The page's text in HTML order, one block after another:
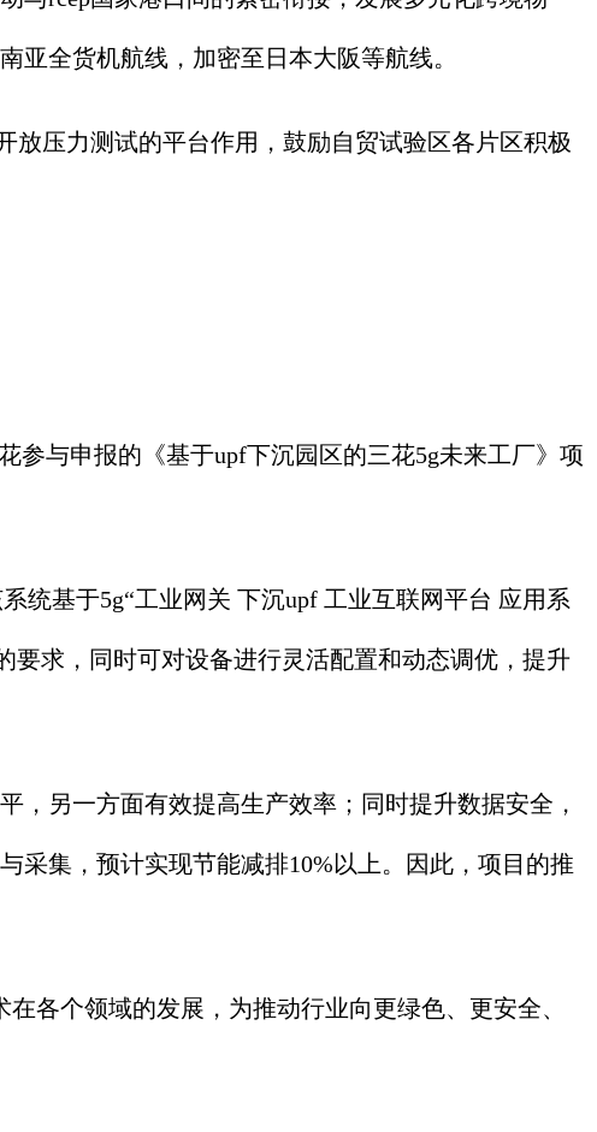
全货机航线，加密至日本大阪等航线。
压力测试的平台作用，鼓励自贸试验区各片区积极
与申报的《基于upf下沉园区的三花5g未来工厂》项
基于5g“工业网关 下沉upf 工业互联网平台 应用系
要求，同时可对设备进行灵活配置和动态调优，提升
另一方面有效提高生产效率；同时提升数据安全，
采集，预计实现节能减排10%以上。因此，项目的推
个领域的发展，为推动行业向更绿色、更安全、